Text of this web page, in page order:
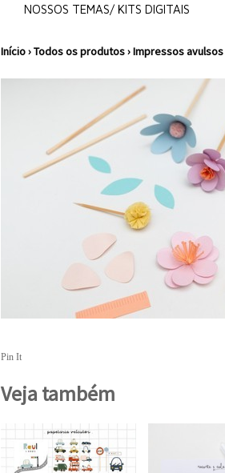
NOSSOS TEMAS/ KITS DIGITAIS
Início›Todos os produtos›Impressos avulsos
Pin It
Veja também